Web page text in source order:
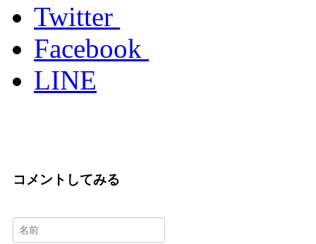
Twitter
Facebook
LINE
コメントしてみる